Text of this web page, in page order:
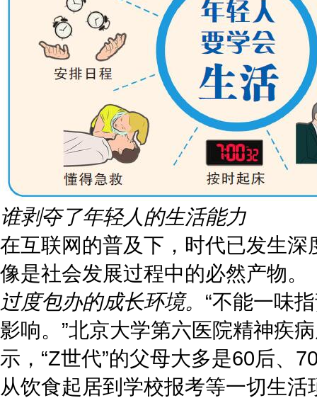
谁剥夺了年轻人的生活能力​
在互联网的普及下，时代已发生深
像是社会发展过程中的必然产物。
过度包办的成长环境。 “不能一味
影响。”北京大学第六医院精神疾
示，“Z世代”的父母大多是60后、
从饮食起居到学校报考等一切生